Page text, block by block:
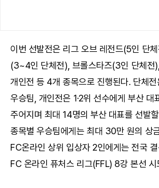
이번 선발전은 리그 오브 레전드(5인 단
(3~4인 단체전), 브롤스타즈(3인 단체전
개인전 등 4개 종목으로 진행된다. 단체전
우승팀, 개인전은 1·2위 선수에게 부산 대
주어지며 최대 14명의 부산 대표를 선발
종목별 우승팀에게는 최대 30만 원의 상
FC온라인 상위 입상자 2인에게는 전국
FC 온라인 퓨처스 리그(FFL) 8강 본선 시